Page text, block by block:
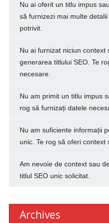
Nu ai oferit un titlu impus
să furnizezi mai multe
potrivit.
Nu ai furnizat niciun context
generarea titlului SEO. Te
necesare.
Nu am primit un titlu impus
rog să furnizați datele
Nu am suficiente informații
unic. Te rog să oferi context
Am nevoie de context sau
titlul SEO unic solicitat.
Archives